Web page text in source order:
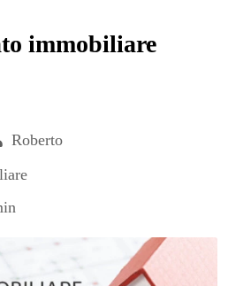
immobiliare
Roberto